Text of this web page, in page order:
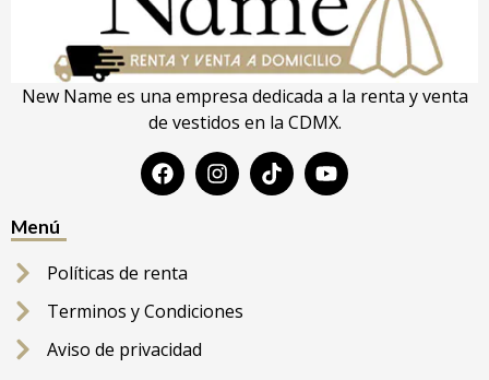
New Name es una empresa dedicada a la renta y venta
de vestidos en la CDMX.
Menú
Políticas de renta
Terminos y Condiciones
Aviso de privacidad